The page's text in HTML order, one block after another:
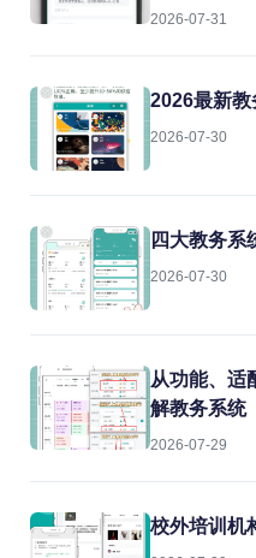
2026-07-31
2026最新
2026-07-30
四大教务系
2026-07-30
从功能、适
解教务系统
2026-07-29
校外培训机